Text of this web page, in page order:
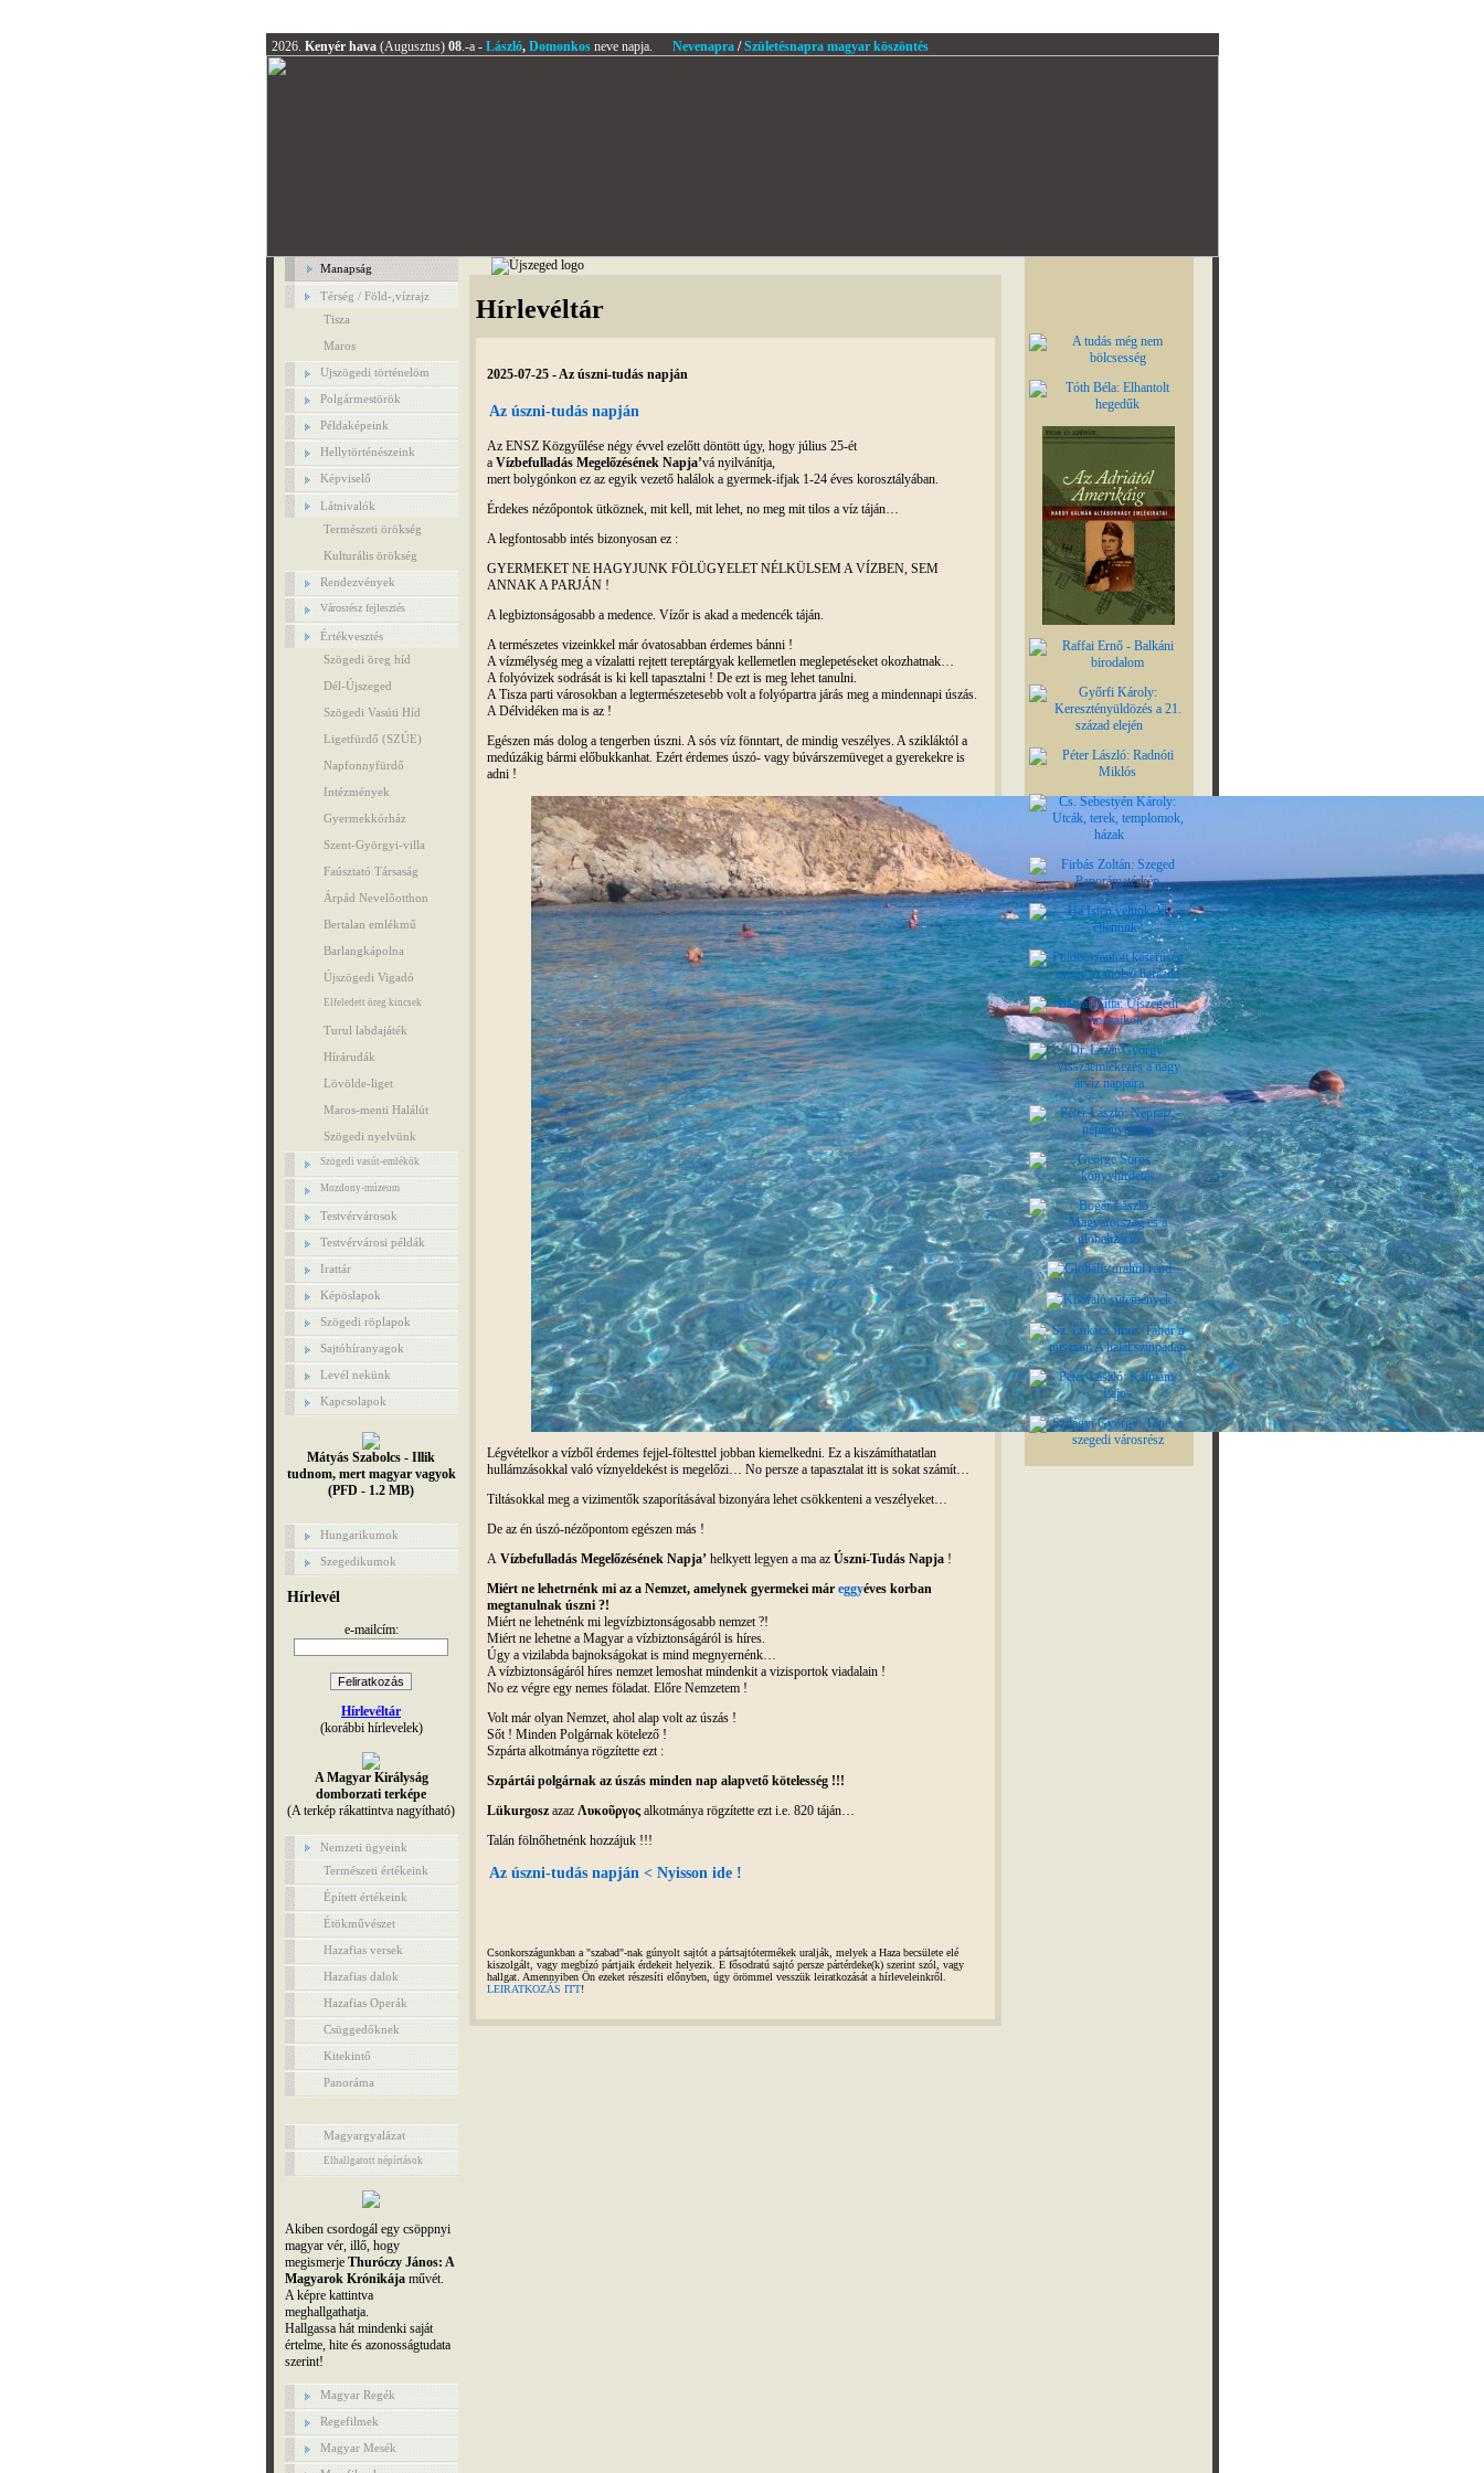
2026. Kenyér hava (Augusztus) 08.-a - László, Domonkosneve napja. Nevenapra/Születésnapra magyar köszöntés
Manapság
Térség / Föld-,vízrajz
Tisza
Maros
Ujszögedi történelöm
Polgármestörök
Példaképeink
Hellytörténészeink
Képviselő
Látnivalók
Természeti örökség
Kulturális örökség
Rendezvények
Városrész fejlesztés
Értékvesztés
Szögedi öreg híd
Dél-Újszeged
Szögedi Vasúti Híd
Ligetfürdő (SZÚE)
Napfonnyfürdő
Intézmények
Gyermekkórház
Szent-Györgyi-villa
Faúsztató Társaság
Árpád Nevelőotthon
Bertalan emlékmű
Barlangkápolna
Újszögedi Vigadó
Elfeledett öreg kincsek
Turul labdajáték
Hírárudák
Lövölde-liget
Maros-menti Halálút
Szögedi nyelvünk
Szögedi vasút-emlékök
Mozdony-múzeum
Testvérvárosok
Testvérvárosi példák
Irattár
Képöslapok
Szögedi röplapok
Sajtóhíranyagok
Levél nekünk
Kapcsolapok
Mátyás Szabolcs - Illik
tudnom, mert magyar vagyok
(PFD - 1.2 MB)
Hungarikumok
Szegedikumok
Hírlevél
e-mailcím:
Hírlevéltár
(korábbi hírlevelek)
A Magyar Királyság
domborzati terképe
(A terkép rákattintva nagyítható)
Nemzeti ügyeink
Természeti értékeink
Épített értékeink
Étökművészet
Hazafias versek
Hazafias dalok
Hazafias Operák
Csüggedőknek
Kitekintő
Panoráma
Magyargyalázat
Elhallgatott népírtások
Akiben csordogál egy csöppnyi
magyar vér, illő, hogy
megismerje Thuróczy János: A
Magyarok Krónikájaművét.
A képre kattintva
meghallgathatja.
Hallgassa hát mindenki saját
értelme, hite és azonosságtudata
szerint!
Magyar Regék
Regefilmek
Magyar Mesék
Hírlevéltár
2025-07-25 - Az úszni-tudás napján
Az úszni-tudás napján
Az ENSZ Közgyűlése négy évvel ezelőtt döntött úgy, hogy július 25-ét
a Vízbefulladás Megelőzésének Napja’vá nyilvánítja,
mert bolygónkon ez az egyik vezető halálok a gyermek-ifjak 1-24 éves korosztályában.
Érdekes nézőpontok ütköznek, mit kell, mit lehet, no meg mit tilos a víz táján…
A legfontosabb intés bizonyosan ez :
GYERMEKET NE HAGYJUNK FÖLÜGYELET NÉLKÜLSEM A VÍZBEN, SEM
ANNAK A PARJÁN !
A legbiztonságosabb a medence. Vízőr is akad a medencék táján.
A természetes vizeinkkel már óvatosabban érdemes bánni !
A vízmélység meg a vízalatti rejtett tereptárgyak kellemetlen meglepetéseket okozhatnak…
A folyóvizek sodrását is ki kell tapasztalni ! De ezt is meg lehet tanulni.
A Tisza parti városokban a legtermészetesebb volt a folyópartra járás meg a mindennapi úszás.
A Délvidéken ma is az !
Egészen más dolog a tengerben úszni. A sós víz fönntart, de mindig veszélyes. A szikláktól a
medúzákig bármi előbukkanhat. Ezért érdemes úszó- vagy búvárszemüveget a gyerekekre is
adni !
Légvételkor a vízből érdemes fejjel-föltesttel jobban kiemelkedni. Ez a kiszámíthatatlan
hullámzásokkal való víznyeldekést is megelőzi… No persze a tapasztalat itt is sokat számít…
Tiltásokkal meg a vizimentők szaporításával bizonyára lehet csökkenteni a veszélyeket…
De az én úszó-nézőpontom egészen más !
A Vízbefulladás Megelőzésének Napja’ helkyett legyen a ma az Úszni-Tudás Napja!
Miért ne lehetrnénk mi az a Nemzet, amelynek gyermekei már eggyéves korban
megtanulnak úszni ?!
Miért ne lehetnénk mi legvízbiztonságosabb nemzet ?!
Miért ne lehetne a Magyar a vízbiztonságáról is híres.
Úgy a vizilabda bajnokságokat is mind megnyernénk…
A vízbiztonságáról híres nemzet lemoshat mindenkit a vizisportok viadalain !
No ez végre egy nemes föladat. Előre Nemzetem !
Volt már olyan Nemzet, ahol alap volt az úszás !
Sőt ! Minden Polgárnak kötelező !
Szpárta alkotmánya rögzítette ezt :
Szpártái polgárnak az úszás minden nap alapvető kötelesség !!!
Lükurgoszazaz Λυκοῦργοςalkotmánya rögzítette ezt i.e. 820 táján…
Talán fölnőhetnénk hozzájuk !!!
Az úszni-tudás napján < Nyisson ide !
Csonkországunkban a "szabad"-nak gúnyolt sajtót a pártsajtótermékek uralják, melyek a Haza becsülete elé
kiszolgált, vagy megbízó pártjaik érdekeit helyezik. E fősodratú sajtó persze pártérdeke(k) szerint szól, vagy
hallgat. Amennyiben Ön ezeket részesíti előnyben, úgy örömmel vesszük leiratkozását a hírleveleinkről.
LEIRATKOZÁS ITT!